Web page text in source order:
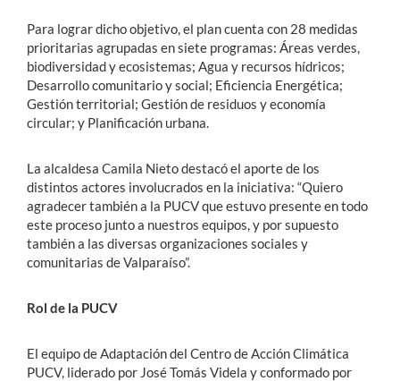
Para lograr dicho objetivo, el plan cuenta con 28 medidas
prioritarias agrupadas en siete programas: Áreas verdes,
biodiversidad y ecosistemas; Agua y recursos hídricos;
Desarrollo comunitario y social; Eficiencia Energética;
Gestión territorial; Gestión de residuos y economía
circular; y Planificación urbana.
La alcaldesa Camila Nieto destacó el aporte de los
distintos actores involucrados en la iniciativa: “Quiero
agradecer también a la PUCV que estuvo presente en todo
este proceso junto a nuestros equipos, y por supuesto
también a las diversas organizaciones sociales y
comunitarias de Valparaíso”.
Rol de la PUCV
El equipo de Adaptación del Centro de Acción Climática
PUCV, liderado por José Tomás Videla y conformado por